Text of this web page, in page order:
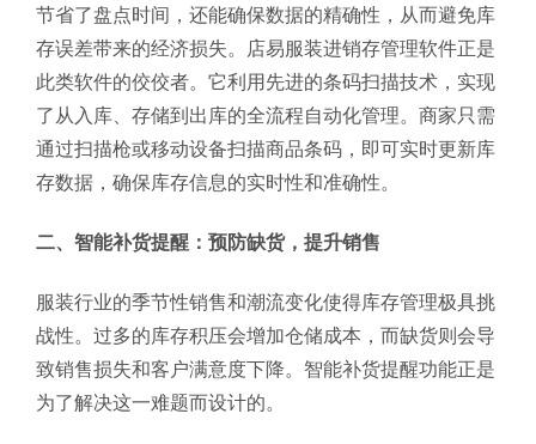
节省了盘点时间，还能确保数据的精确性，从而避免库
存误差带来的经济损失。店易服装进销存管理软件正是
此类软件的佼佼者。它利用先进的条码扫描技术，实现
了从入库、存储到出库的全流程自动化管理。商家只需
通过扫描枪或移动设备扫描商品条码，即可实时更新库
存数据，确保库存信息的实时性和准确性。
二、智能补货提醒：预防缺货，提升销售
服装行业的季节性销售和潮流变化使得库存管理极具挑
战性。过多的库存积压会增加仓储成本，而缺货则会导
致销售损失和客户满意度下降。智能补货提醒功能正是
为了解决这一难题而设计的。